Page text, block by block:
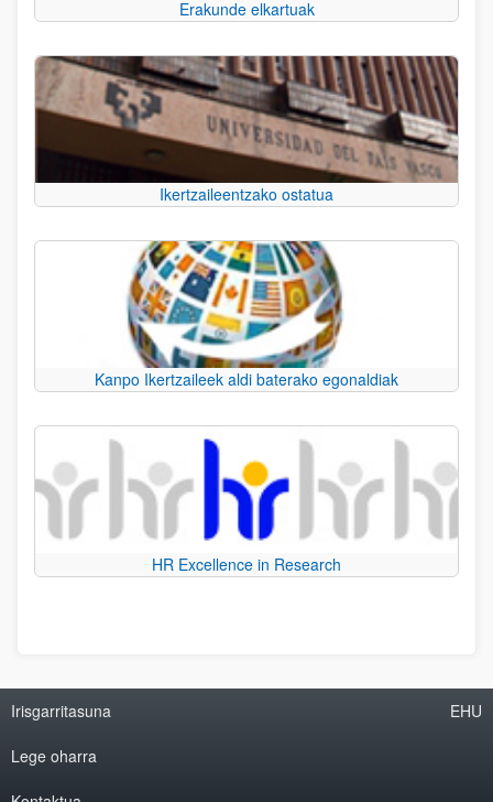
Erakunde elkartuak
Ikertzaileentzako ostatua
Kanpo Ikertzaileek aldi baterako egonaldiak
HR Excellence in Research
Irisgarritasuna
Lege oharra
EHU